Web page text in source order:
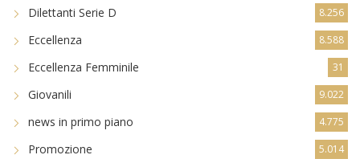
Dilettanti Serie D 8.256
Eccellenza 8.588
Eccellenza Femminile 31
Giovanili 9.022
news in primo piano 4.775
Promozione 5.014